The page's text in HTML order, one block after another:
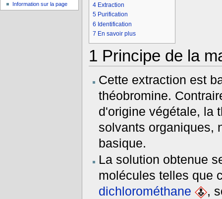
4 Extraction
5 Purification
6 Identification
7 En savoir plus
1 Principe de la
Cette extraction est
théobromine.
d'origine végétale, la
solvants organiques,
basique.
La solution obtenue
molécules telles que
dichlorométhane
,
Information sur la page